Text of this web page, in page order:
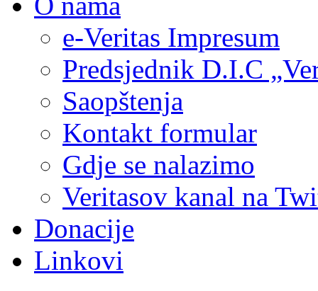
e-Veritas Impresum
Predsjednik D.I.C
Saopštenja
Kontakt formular
Gdje se nalazimo
Veritasov kanal na
Donacije
Linkovi